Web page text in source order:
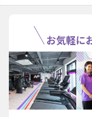
お気軽に